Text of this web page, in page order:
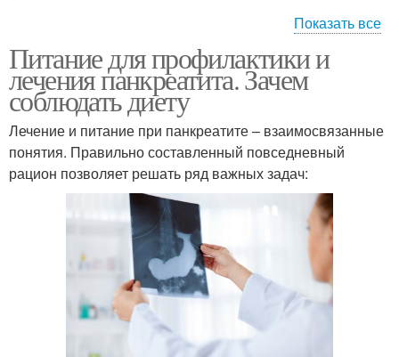
панкреатите
панкреатите
Показать все
Питание для профилактики и
лечения панкреатита. Зачем
соблюдать диету
Лечение и питание при панкреатите – взаимосвязанные
понятия. Правильно составленный повседневный
рацион позволяет решать ряд важных задач: